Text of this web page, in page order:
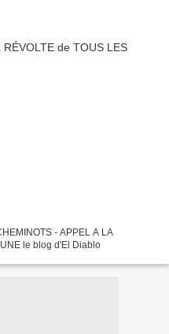
- APPEL A LA
le blog d'El Diablo